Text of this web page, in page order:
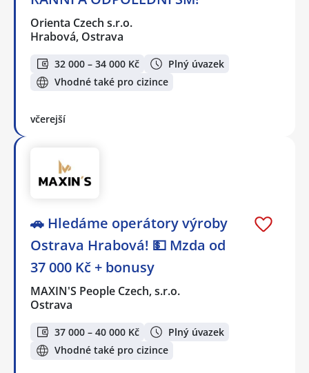
Orienta Czech s.r.o.
Hrabová, Ostrava
32 000 – 34 000 Kč
Plný úvazek
Vhodné také pro cizince
včerejší
🚗 Hledáme operátory výroby
Ostrava Hrabová! 💵 Mzda od
37 000 Kč + bonusy
MAXIN'S People Czech, s.r.o.
Ostrava
37 000 – 40 000 Kč
Plný úvazek
Vhodné také pro cizince